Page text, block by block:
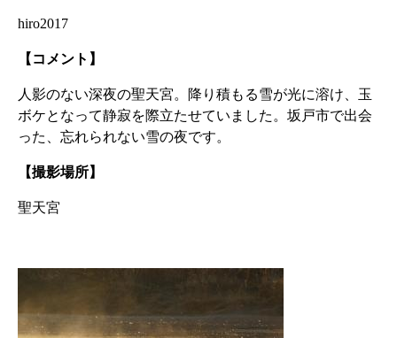
hiro2017
【コメント】
人影のない深夜の聖天宮。降り積もる雪が光に溶け、玉
ボケとなって静寂を際立たせていました。坂戸市で出会
った、忘れられない雪の夜です。
【撮影場所】
聖天宮